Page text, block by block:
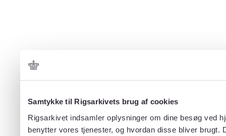
Samtykke til Rigsarkivets brug af cookies
Rigsarkivet indsamler oplysninger om dine besøg ved
benytter vores tjenester, og hvordan disse bliver